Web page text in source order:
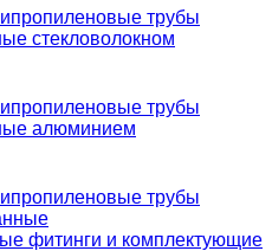
трубы
стекловолокном
трубы
алюминием
трубы
фитинги и комплектующие